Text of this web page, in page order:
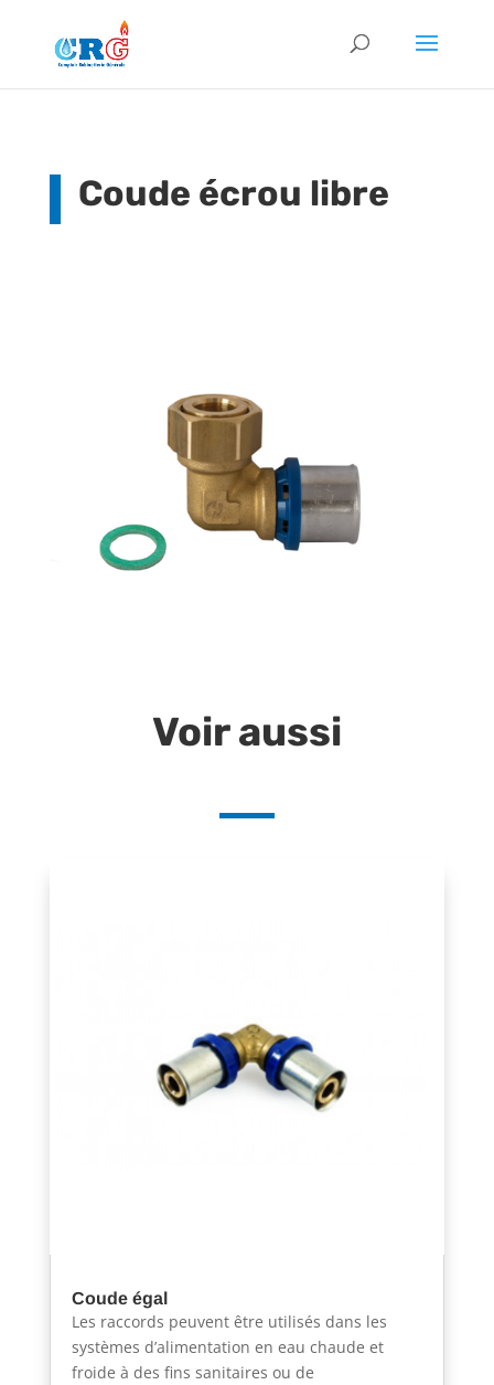
Coude écrou libre
Voir aussi
Coude égal
Les raccords peuvent être utilisés dans les
systèmes d’alimentation en eau chaude et
froide à des fins sanitaires ou de